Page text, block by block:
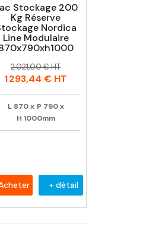
Stockage 200
Kg Réserve
Nordica
Line Modulaire
Prix
Prix
habituel
2 021,00 € HT
1 293,44 € HT
L 870 x P 790 x
H 1000mm
+ détail